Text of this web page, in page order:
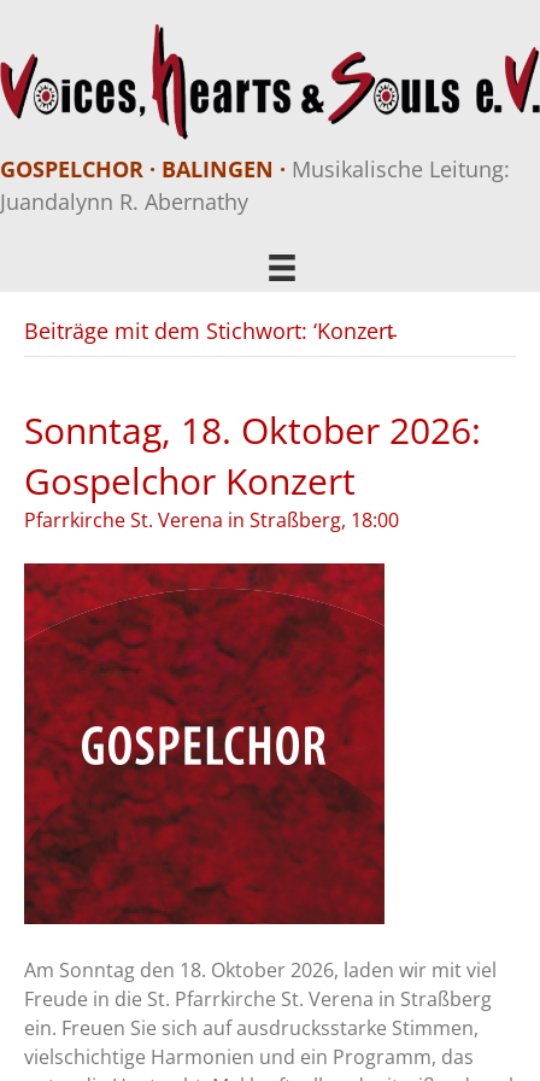
GOSPELCHOR · BALINGEN · Musikalische Leitung:
Juandalynn R. Abernathy
Beiträge mit dem Stichwort: ‘Konzert̵
Sonntag, 18. Oktober 2026:
Gospelchor Konzert
Pfarrkirche St. Verena in Straßberg, 18:00
Am Sonntag den 18. Oktober 2026, laden wir mit viel
Freude in die St. Pfarrkirche St. Verena in Straßberg
ein. Freuen Sie sich auf ausdrucksstarke Stimmen,
vielschichtige Harmonien und ein Programm, das